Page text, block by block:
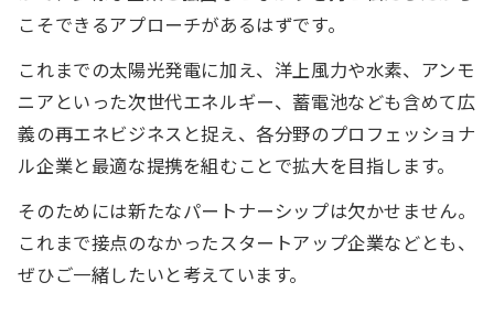
こそできるアプローチがあるはずです。
これまでの太陽光発電に加え、洋上風力や水素、アンモ
ニアといった次世代エネルギー、蓄電池なども含めて広
義の再エネビジネスと捉え、各分野のプロフェッショナ
ル企業と最適な提携を組むことで拡大を目指します。
そのためには新たなパートナーシップは欠かせません。
これまで接点のなかったスタートアップ企業などとも、
ぜひご一緒したいと考えています。